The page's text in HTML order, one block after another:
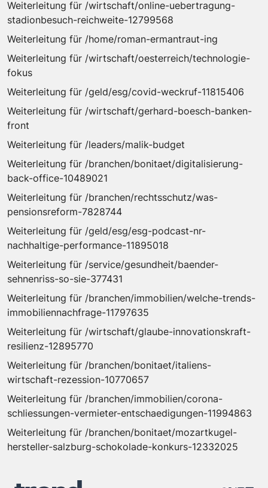
Weiterleitung für /wirtschaft/online-uebertragung-
stadionbesuch-reichweite-12799568
Weiterleitung für /home/roman-ermantraut-ing
Weiterleitung für /wirtschaft/oesterreich/technologie-
fokus
Weiterleitung für /geld/esg/covid-weckruf-11815406
Weiterleitung für /wirtschaft/gerhard-boesch-banken-
front
Weiterleitung für /leaders/malik-budget
Weiterleitung für /branchen/bonitaet/digitalisierung-
back-office-10489021
Weiterleitung für /branchen/rechtsschutz/was-
pensionsreform-7828744
Weiterleitung für /geld/esg/esg-podcast-nr-
nachhaltige-performance-11895018
Weiterleitung für /service/gesundheit/baender-
sehnenriss-so-sie-377431
Weiterleitung für /branchen/immobilien/welche-trends-
immobiliennachfrage-11797635
Weiterleitung für /wirtschaft/glaube-innovationskraft-
resilienz-12895770
Weiterleitung für /branchen/bonitaet/italiens-
wirtschaft-rezession-10770657
Weiterleitung für /branchen/immobilien/corona-
schliessungen-vermieter-entschaedigungen-11994863
Weiterleitung für /branchen/bonitaet/mozartkugel-
hersteller-salzburg-schokolade-konkurs-12332025